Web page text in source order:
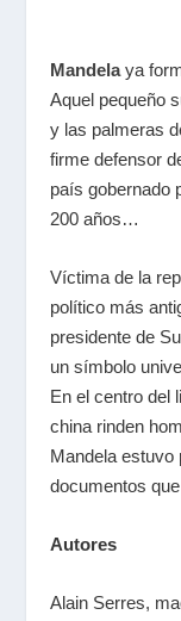
Mandelaya
Aquel pequeño
y las palmeras
firme defensor
país gobernado
200 años…
Víctima de la
político más
presidente de
un símbolo
En el centro del
china rinden
Mandela estuvo
documentos
Autores
Alain Serres,